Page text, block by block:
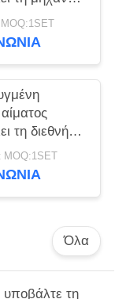
2 σε
τη διεθνή
κατηγορία
Όλα
υποβάλτε τη